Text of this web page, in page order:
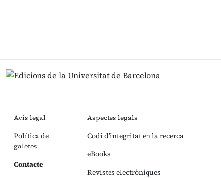
Avís legal
Política de
galetes
Contacte
Aspectes legals
Codi d’integritat en la recerca
eBooks
Revistes electròniques